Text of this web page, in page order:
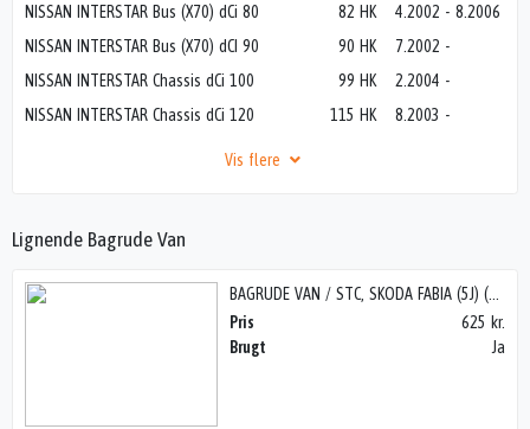
Lignende Bagrude Van
Pris
625 kr.
Brugt
Ja
NISSAN INTERSTAR Bus (X70) dCi 80
82 HK 4.2002 - 8.2006
NISSAN INTERSTAR Bus (X70) dCI 90
90 HK 7.2002 -
NISSAN INTERSTAR Chassis dCi 100
99 HK 2.2004 -
NISSAN INTERSTAR Chassis dCi 120
115 HK 8.2003 -
Vis flere